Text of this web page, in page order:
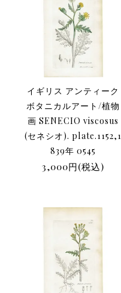
イギリス アンティーク
ボタニカルアート/植物
画 SENECIO viscosus
(セネシオ). plate.1152,1
839年 0545
3,000円(税込)